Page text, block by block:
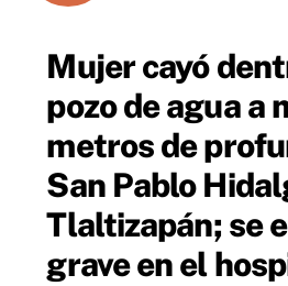
Mujer cayó
pozo de agua a
metros de
San Pablo
Tlaltizapán; se
grave en el